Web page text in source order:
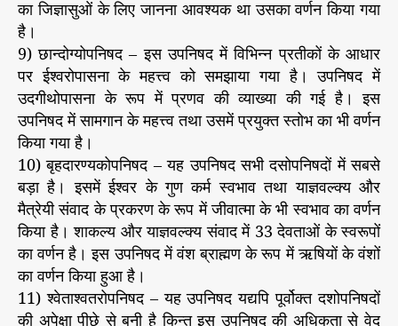
का जिज्ञासुओं के लिए जानना आवश्यक था उसका वर्णन किया गया
है।
9) छान्दोग्योपनिषद – इस उपनिषद में विभिन्न प्रतीकों के आधार
पर ईश्वरोपासना के महत्त्व को समझाया गया है। उपनिषद में
उदगीथोपासना के रूप में प्रणव की व्याख्या की गई है। इस
उपनिषद में सामगान के महत्त्व तथा उसमें प्रयुक्त स्तोभ का भी वर्णन
किया गया है।
10) बृहदारण्यकोपनिषद – यह उपनिषद सभी दसोपनिषदों में सबसे
बड़ा है। इसमें ईश्वर के गुण कर्म स्वभाव तथा याज्ञवल्क्य और
मैत्रेयी संवाद के प्रकरण के रूप में जीवात्मा के भी स्वभाव का वर्णन
किया है। शाकल्य और याज्ञवल्क्य संवाद में 33 देवताओं के स्वरूपों
का वर्णन है। इस उपनिषद में वंश ब्राह्मण के रूप में ऋषियों के वंशों
का वर्णन किया हुआ है।
11) श्वेताश्वतरोपनिषद – यह उपनिषद यद्यपि पूर्वोक्त दशोपनिषदों
की अपेक्षा पीछे से बनी है किन्तु इस उपनिषद की अधिकता से वेद